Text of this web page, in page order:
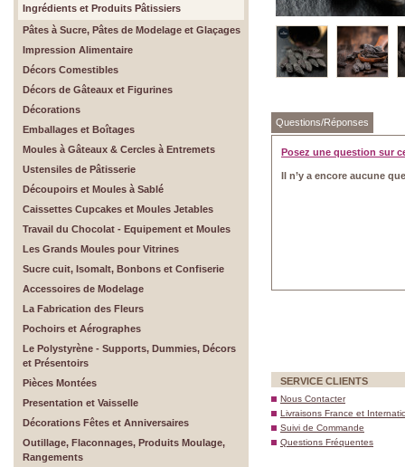
Ingrédients et Produits Pâtissiers
Pâtes à Sucre, Pâtes de Modelage et Glaçages
Impression Alimentaire
Décors Comestibles
Décors de Gâteaux et Figurines
Décorations
Emballages et Boîtages
Moules à Gâteaux & Cercles à Entremets
Ustensiles de Pâtisserie
Découpoirs et Moules à Sablé
Caissettes Cupcakes et Moules Jetables
Travail du Chocolat - Equipement et Moules
Les Grands Moules pour Vitrines
Sucre cuit, Isomalt, Bonbons et Confiserie
Accessoires de Modelage
La Fabrication des Fleurs
Pochoirs et Aérographes
Le Polystyrène - Supports, Dummies, Décors
et Présentoirs
Pièces Montées
Presentation et Vaisselle
Décorations Fêtes et Anniversaires
Outillage, Flaconnages, Produits Moulage,
Rangements
Questions/Réponses
Posez une question sur
Il n’y a encore aucune
SERVICE CLIENTS
Nous Contacter
Livraisons France et
Suivi de Commande
Questions Fréquentes